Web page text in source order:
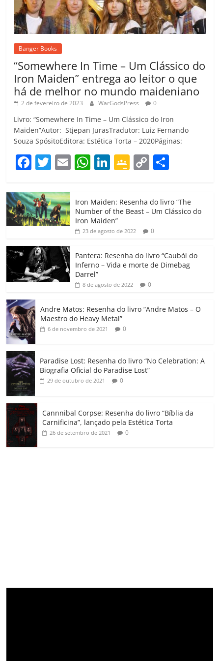
Banger Books
“Somewhere In Time – Um Clássico do
Iron Maiden” entrega ao leitor o que
há de melhor no mundo maideniano
2 de fevereiro de 2023 WarGodsPress 0
Livro: “Somewhere In Time – Um Clássico do Iron
Maiden”Autor: Stjepan JurasTradutor: Luiz Fernando
Souza SpósitoEditora: Estética Torta – 2020Páginas:
F
c
e
b
o
o
k
T
itt
er
E W
at
s
A
p
Li
e
dI
G
gl
e
Cl
a
ss
ro
o
C
p
y
Li
k
m
p
h
ar
Iron Maiden: Resenha do livro “The
Number of the Beast – Um Clássico do
Iron Maiden”
23 de agosto de 2022 0
Pantera: Resenha do livro “Caubói do
Inferno – Vida e morte de Dimebag
Darrel”
8 de agosto de 2022 0
Andre Matos: Resenha do livro “Andre Matos – O
Maestro do Heavy Metal”
6 de novembro de 2021 0
Paradise Lost: Resenha do livro “No Celebration: A
Biografia Oficial do Paradise Lost”
29 de outubro de 2021 0
Cannnibal Corpse: Resenha do livro “Bíblia da
Carnificina”, lançado pela Estética Torta
26 de setembro de 2021 0